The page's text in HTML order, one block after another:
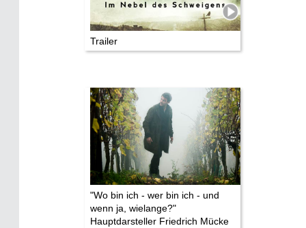
Impressum
Datenschutz
Trailer
"Wo bin ich - wer bin ich - und
wenn ja, wielange?"
Hauptdarsteller Friedrich Mücke